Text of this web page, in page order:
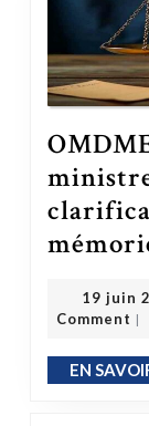
19 juin
Comment |
EN